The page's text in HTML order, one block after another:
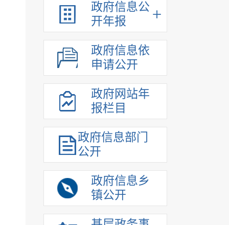
政府信息公
开年报
政府信息依
申请公开
政府网站年
报栏目
政府信息部门
公开
政府信息乡
镇公开